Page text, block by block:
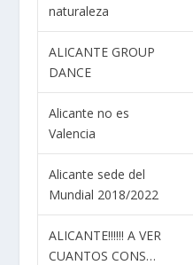
naturaleza
ALICANTE GROUP
DANCE
Alicante no es
Valencia
Alicante sede del
Mundial 2018/2022
ALICANTE!!!!!! A VER
CUANTOS CONS…